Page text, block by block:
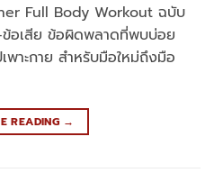
Full Body Workout ฉบับ
อเสีย ข้อผิดพลาดที่พบบ่อย
พาะกาย สำหรับมือใหม่ถึงมือ
READING →